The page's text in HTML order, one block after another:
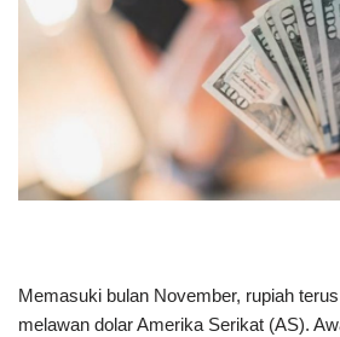
Memasuki bulan November, rupiah
melawan dolar Amerika Serikat (AS).